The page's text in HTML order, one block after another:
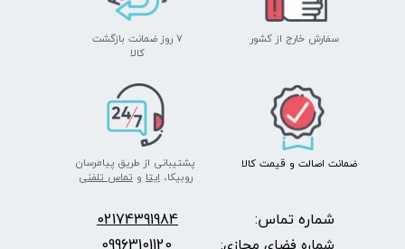
پشتیبانی از طریق پیامرسان
روبیکا، ایتا و تماس تلفنی
سفارش خارج از کشور
۷ روز ضمانت بازگشت
​​​​​​​کالا
ضمانت اصالت و قیمت​​​​​​​ کالا ​​​​​​​
شماره تماس: 02174391984